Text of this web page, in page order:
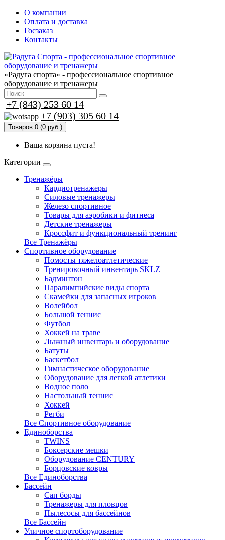
О компании
Оплата и доставка
Госзаказ
Контакты
«Радуга спорта» - профессиональное спортивное
оборудование и тренажеры
+7 (843) 253 60 14
+7 (903) 305 60 14
Товаров 0 (0 руб.)
Ваша корзина пуста!
Категории
Тренажёры
Кардиотренажеры
Силовые тренажеры
Железо спортивное
Товары для аэробики и фитнеса
Детские тренажеры
Кроссфит и функциональный тренинг
Все Тренажёры
Спортивное оборудование
Помосты тяжелоатлетические
Тренировочный инвентарь SKLZ
Бадминтон
Паралимпийские виды спорта
Скамейки для запасных игроков
Волейбол
Большой теннис
Футбол
Хоккей на траве
Лыжный инвентарь и оборудование
Батуты
Баскетбол
Гимнастическое оборудование
Оборудование для легкой атлетики
Водное поло
Настольный теннис
Хоккей
Регби
Все Спортивное оборудование
Единоборства
TWINS
Боксерские мешки
Оборудование CENTURY
Борцовские ковры
Все Единоборства
Бассейн
Сап борды
Тренажеры для пловцов
Пылесосы для бассейнов
Все Бассейн
Уличное спортоборудование